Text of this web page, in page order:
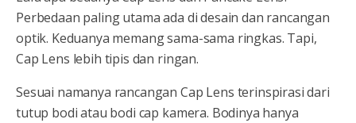
Perbedaan paling utama ada di desain dan rancangan
optik. Keduanya memang sama-sama ringkas. Tapi,
Cap Lens lebih tipis dan ringan.
Sesuai namanya rancangan Cap Lens terinspirasi dari
tutup bodi atau bodi cap kamera. Bodinya hanya